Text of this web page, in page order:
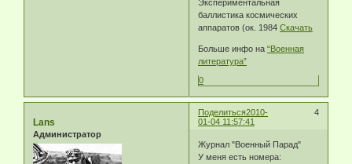
Экспериментальная
баллистика космических
аппаратов (ок. 1984Скачать
Больше инфо на“Военная
литература”
0
Поделиться 4
2010-
01-04 11:57:41
Lans
Администратор
Журнал "Военный Парад"
У меня есть номера: